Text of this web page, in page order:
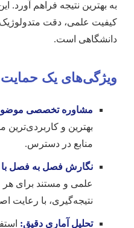
به بهترین نتیجه فراهم آورد.
کیفیت علمی، دقت
دانشگاهی است.
ویژگی‌های یک
مشاوره تخصصی
بهترین و کاربردی‌ترین
منابع در دسترس.
نگارش فصل به فصل با
علمی و مستند برای هر
نتیجه‌گیری، با رعایت
تحلیل آماری دقیق: